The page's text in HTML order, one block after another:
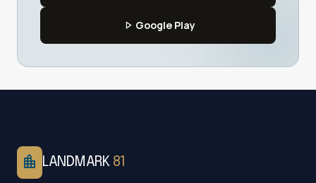
play_arrow Google Play
location_city LANDMARK 81